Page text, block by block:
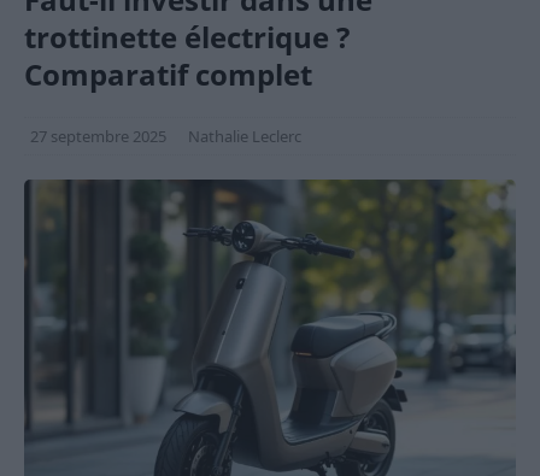
trottinette électrique ?
Comparatif complet
27 septembre 2025 Nathalie Leclerc